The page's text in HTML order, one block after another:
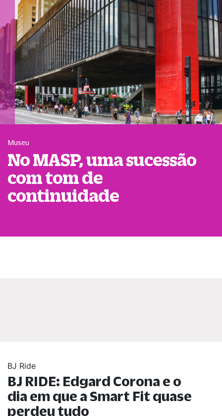
Museu
No MASP, uma sucessão
com tom de
continuidade
BJ Ride
BJ RIDE: Edgard Corona e o
dia em que a Smart Fit quase
perdeu tudo